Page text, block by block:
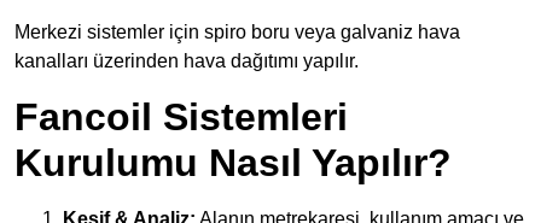
Merkezi sistemler için spiro boru veya galvaniz hava
kanalları üzerinden hava dağıtımı yapılır.
Fancoil Sistemleri
Kurulumu Nasıl Yapılır?
Keşif & Analiz: Alanın metrekaresi, kullanım amacı ve